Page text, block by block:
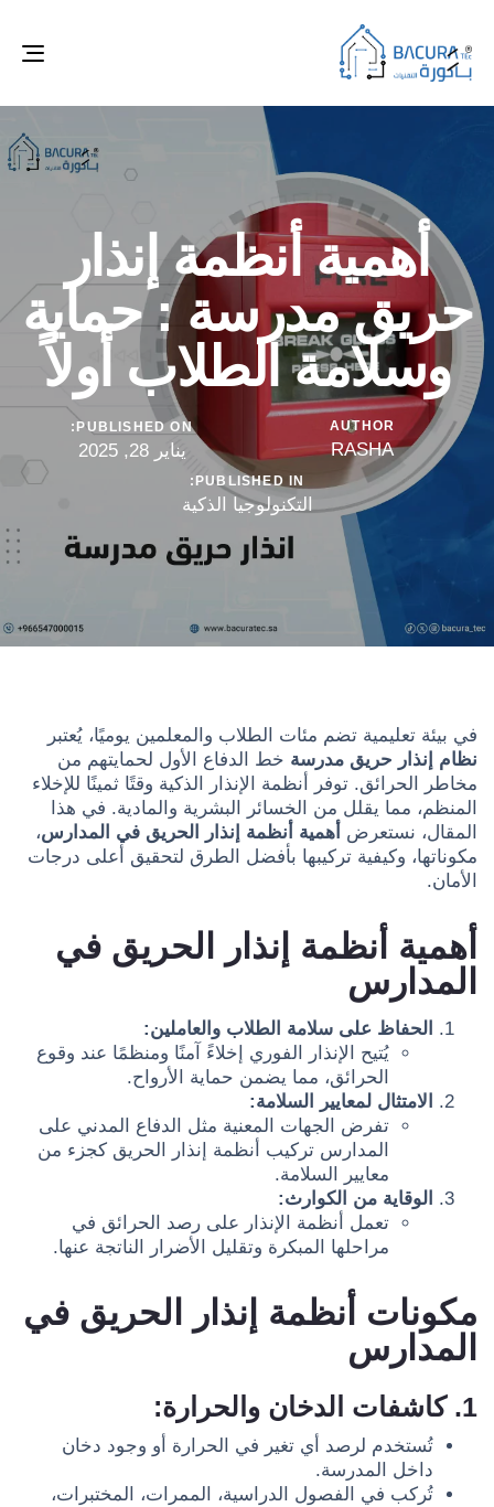
أهمية أنظمة إنذار
حريق مدرسة : حماية
وسلامة الطلاب أولاً
AUTHOR
RASHA
PUBLISHED ON:
يناير 28, 2025
PUBLISHED IN:
التكنولوجيا الذكية
في بيئة تعليمية تضم مئات الطلاب والمعلمين يوميًا، يُعتبر
نظام إنذار حريق مدرسة خط الدفاع الأول لحمايتهم من
مخاطر الحرائق. توفر أنظمة الإنذار الذكية وقتًا ثمينًا للإخلاء
المنظم، مما يقلل من الخسائر البشرية والمادية. في هذا
المقال، نستعرض أهمية أنظمة إنذار الحريق في المدارس،
مكوناتها، وكيفية تركيبها بأفضل الطرق لتحقيق أعلى درجات
الأمان.
أهمية أنظمة إنذار الحريق في
المدارس
الحفاظ على سلامة الطلاب والعاملين:
يُتيح الإنذار الفوري إخلاءً آمنًا ومنظمًا عند وقوع
الحرائق، مما يضمن حماية الأرواح.
الامتثال لمعايير السلامة:
تفرض الجهات المعنية مثل الدفاع المدني على
المدارس تركيب أنظمة إنذار الحريق كجزء من
معايير السلامة.
الوقاية من الكوارث:
تعمل أنظمة الإنذار على رصد الحرائق في
مراحلها المبكرة وتقليل الأضرار الناتجة عنها.
مكونات أنظمة إنذار الحريق في
المدارس
1. كاشفات الدخان والحرارة:
تُستخدم لرصد أي تغير في الحرارة أو وجود دخان
داخل المدرسة.
تُركب في الفصول الدراسية، الممرات، المختبرات،